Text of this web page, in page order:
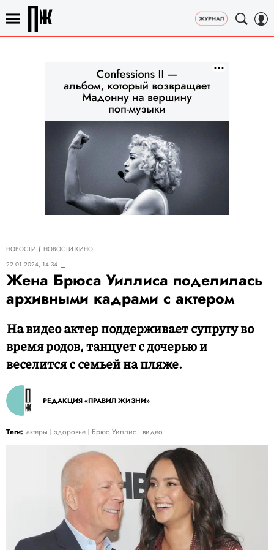
НОВОСТИ
НОВОСТИ КИНО
22.01.2024, 14:34
Жена Брюса Уиллиса поделилась
архивными кадрами с актером
На видео актер поддерживает супругу во
время родов, танцует с дочерью и
веселится с семьей на пляже.
РЕДАКЦИЯ «ПРАВИЛ ЖИЗНИ»
Теги: актеры здоровье Брюс Уиллис видео